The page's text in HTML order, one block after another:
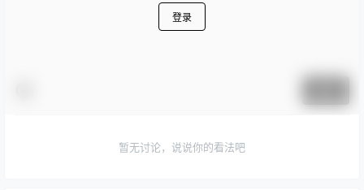
登录
暂无讨论，说说你的看法吧